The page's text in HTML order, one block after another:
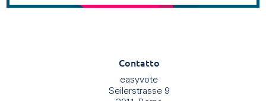
Contatto
easyvote
Seilerstrasse 9